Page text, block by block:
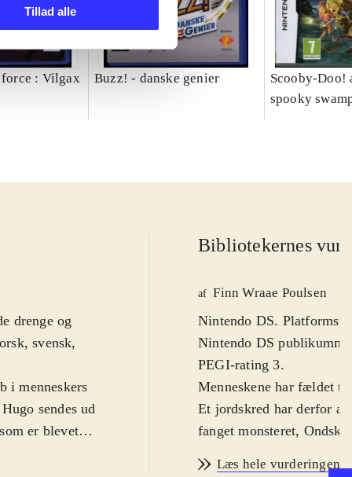
Tillad alle
: Vilgax Buzz! - danske genier
Scooby-Doo!
spooky
drenge og
svensk,
i menneskers
sendes ud
er blevet
Bibliotekernes
af Finn Wraae Poulsen
Nintendo DS.
Nintendo DS publikummet - fra ca. 4-5 år.
PEGI-rating 3.
Menneskene har fældet
Et jordskred har derfor
fanget monsteret,
Læs hele vurderingen